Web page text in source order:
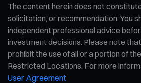
The content herein does not
solicitation, or recommendation. You
independent professional advice
investment decisions. Please note
prohibit the use of all or a portion of
Restricted Locations. For more
User Agreement